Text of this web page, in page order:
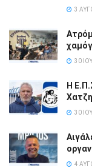
3
30
Η
30
4